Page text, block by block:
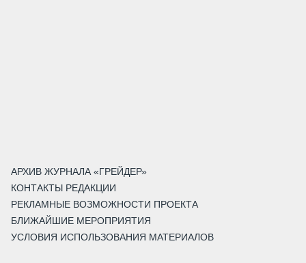
АРХИВ ЖУРНАЛА «ГРЕЙДЕР»
КОНТАКТЫ РЕДАКЦИИ
РЕКЛАМНЫЕ ВОЗМОЖНОСТИ ПРОЕКТА
БЛИЖАЙШИЕ МЕРОПРИЯТИЯ
УСЛОВИЯ ИСПОЛЬЗОВАНИЯ МАТЕРИАЛОВ